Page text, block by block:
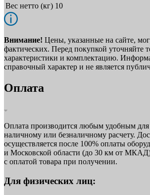
Вес нетто (кг) 10
Внимание! Цены, указанные на сайте,
фактических. Перед покупкой уточняйте
характеристики и комплектацию.
справочный характер и не является
Оплата
Оплата производится любым удобным
наличному или безналичному расчету.
осуществляется после 100% оплаты
и Московской области (до 30 км от
с оплатой товара при получении.
Для физических лиц: